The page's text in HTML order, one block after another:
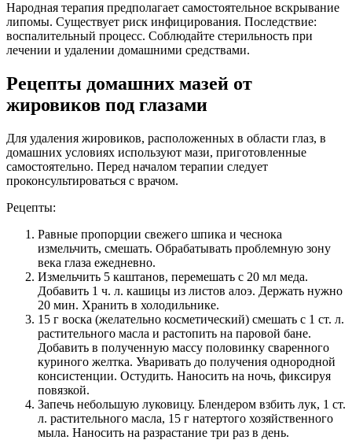
Народная терапия предполагает самостоятельное вскрывание
липомы. Существует риск инфицирования. Последствие:
воспалительный процесс. Соблюдайте стерильность при
лечении и удалении домашними средствами.
Рецепты домашних мазей от
жировиков под глазами
Для удаления жировиков, расположенных в области глаз, в
домашних условиях используют мази, приготовленные
самостоятельно. Перед началом терапии следует
проконсультироваться с врачом.
Рецепты:
Равные пропорции свежего шпика и чеснока
измельчить, смешать. Обрабатывать проблемную зону
века глаза ежедневно.
Измельчить 5 каштанов, перемешать с 20 мл меда.
Добавить 1 ч. л. кашицы из листов алоэ. Держать нужно
20 мин. Хранить в холодильнике.
15 г воска (желательно косметический) смешать с 1 ст. л.
растительного масла и растопить на паровой бане.
Добавить в полученную массу половинку сваренного
куриного желтка. Уваривать до получения однородной
консистенции. Остудить. Наносить на ночь, фиксируя
повязкой.
Запечь небольшую луковицу. Блендером взбить лук, 1 ст.
л. растительного масла, 15 г натертого хозяйственного
мыла. Наносить на разрастание три раз в день.